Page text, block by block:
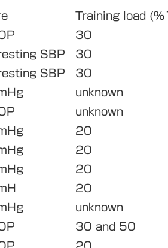
Training load
30
SBP 30
SBP 30
unknown
unknown
20
20
20
20
unknown
30 and 50